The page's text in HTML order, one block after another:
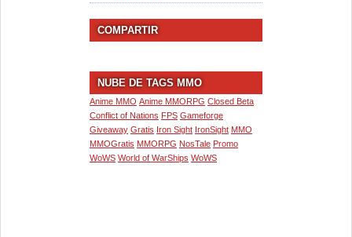
COMPARTIR
NUBE DE TAGS MMO
Anime MMO Anime MMORPG Closed Beta
Conflict of Nations FPS Gameforge
Giveaway Gratis Iron Sight IronSight MMO
MMOGratis MMORPG NosTale Promo
WoWS World of WarShips WoWS